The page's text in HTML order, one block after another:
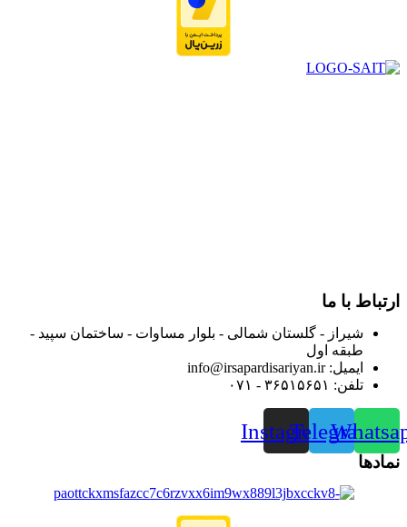
ارتباط با ما
شیراز - گلستان شمالی - بلوار مساوات - ساختمان سپید -
طبقه اول
ایمیل: info@irsapardisariyan.ir
تلفن: ۳۶۵۱۵۶۵۱ - ۰۷۱
Telegram
Instagram
نمادها